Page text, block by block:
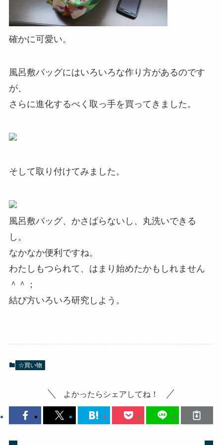
確かに可愛い。
風呂敷バッグにはいろいろな作り方があるのです
が、
さらに進化するべく取っ手を買ってきました。
そして取り付けてみました。
風呂敷バッグ、かさばらないし、丸洗いできる
し。
なかなか便利ですね。
わたしもつられて、はまり始めたかもしれません
＾＾；
結び方いろいろ研究しよう。
☆買い物
よかったらシェアしてね！